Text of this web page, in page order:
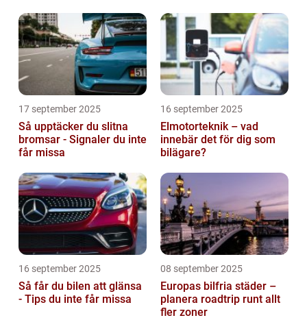
17 september 2025
Så upptäcker du slitna
bromsar - Signaler du inte
får missa
16 september 2025
Elmotorteknik – vad
innebär det för dig som
bilägare?
16 september 2025
Så får du bilen att glänsa
- Tips du inte får missa
08 september 2025
Europas bilfria städer –
planera roadtrip runt allt
fler zoner